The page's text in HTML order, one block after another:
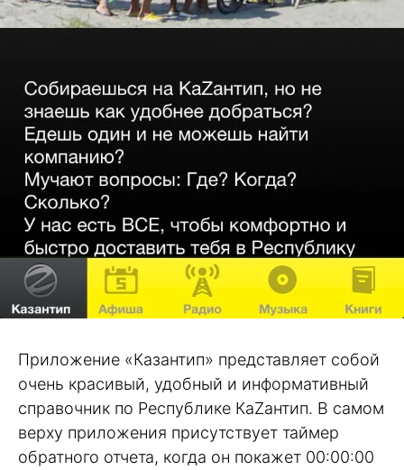
Приложение «Казантип» представляет собой
очень красивый, удобный и информативный
справочник по Республике КаZантип. В самом
верху приложения присутствует таймер
обратного отчета, когда он покажет 00:00:00